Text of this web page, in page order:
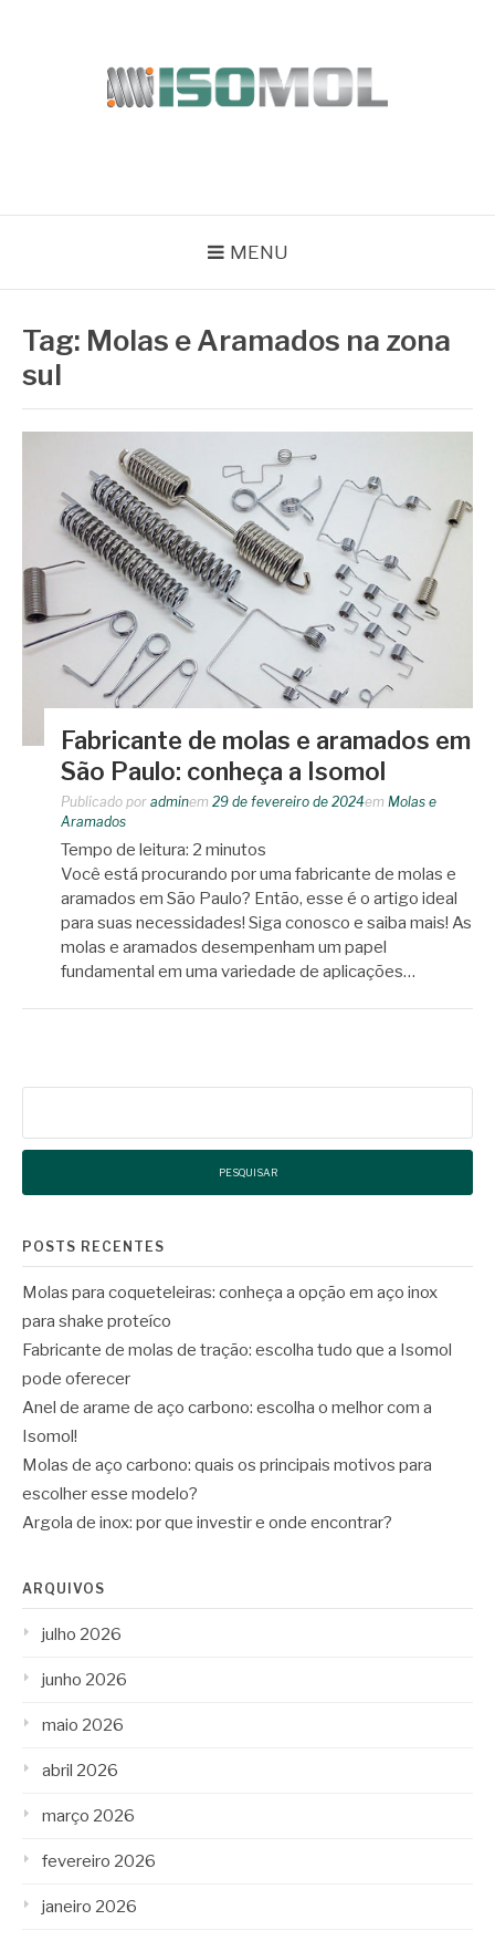
MENU
Tag: Molas e Aramados na zona
sul
Fabricante de molas e aramados em
São Paulo: conheça a Isomol
Publicado por adminem 29 de fevereiro de 2024em Molas e
Aramados
Tempo de leitura: 2 minutos
Você está procurando por uma fabricante de molas e
aramados em São Paulo? Então, esse é o artigo ideal
para suas necessidades! Siga conosco e saiba mais! As
molas e aramados desempenham um papel
fundamental em uma variedade de aplicações…
POSTS RECENTES
Molas para coqueteleiras: conheça a opção em aço inox
para shake proteíco
Fabricante de molas de tração: escolha tudo que a Isomol
pode oferecer
Anel de arame de aço carbono: escolha o melhor com a
Isomol!
Molas de aço carbono: quais os principais motivos para
escolher esse modelo?
Argola de inox: por que investir e onde encontrar?
ARQUIVOS
julho 2026
junho 2026
maio 2026
abril 2026
março 2026
fevereiro 2026
janeiro 2026